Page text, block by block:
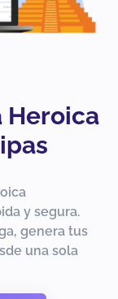
Heroica
y segura.
genera tus
una sola